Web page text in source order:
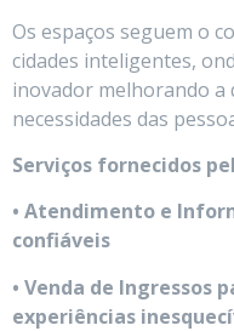
Os espaços seguem o
cidades inteligentes,
inovador melhorando a
necessidades das
Serviços fornecidos
• Atendimento e
confiáveis
• Venda de Ingressos
experiências